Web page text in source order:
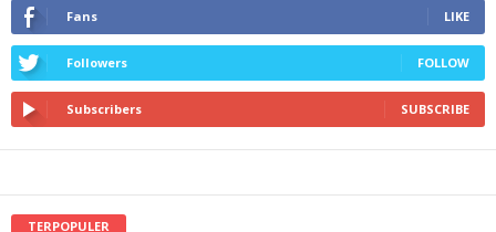
Fans LIKE
Followers FOLLOW
Subscribers SUBSCRIBE
TERPOPULER